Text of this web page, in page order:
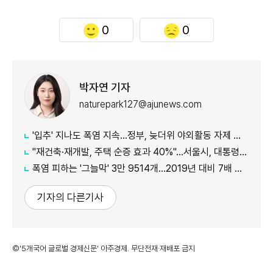
0 0
박자연 기자
naturepark127@ajunews.com
'입추' 지나도 폭염 지속...정부, 늦더위 야외활동 자제 당부
"재건축·재개발, 주택 순증 효과 40%"...서울시, 대통령실에 정비사업 '백서' 전달
폭염 피하는 '그늘막' 3만 9514개…2019년 대비 7배 증가
기자의 다른기사
©'5개국어 글로벌 경제신문' 아주경제. 무단전재·재배포 금지